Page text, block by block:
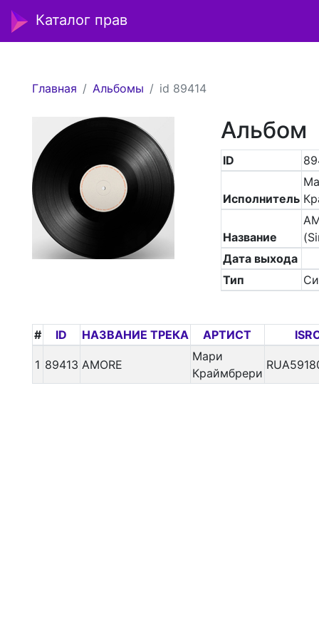
Каталог прав
Главная Альбомы id 89414
Альбом
ID
Исполнитель
Название
Дата выхода
Тип
# ID НАЗВАНИЕ ТРЕКА АРТИСТ
1 89413 AMORE
Мари
Краймбрери